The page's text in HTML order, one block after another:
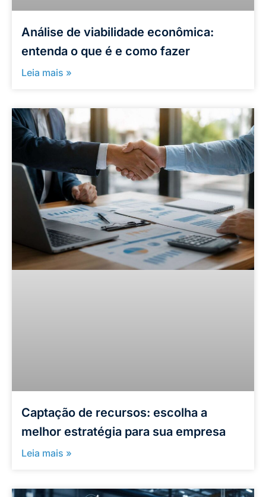
Análise de viabilidade econômica:
entenda o que é e como fazer
Leia mais »
Captação de recursos: escolha a
melhor estratégia para sua empresa
Leia mais »